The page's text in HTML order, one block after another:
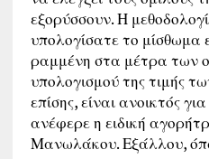
εξορύσσουν. Η
υπολογίσατε το μίσθωμα
ραμμένη στα μέτρα των
υπολογισμού της τιμής
επίσης, είναι ανοικτός
ανέφερε η ειδική
Μανωλάκου. Εξάλλου,